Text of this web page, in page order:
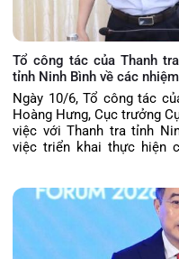
Tổ công tác của Thanh
tỉnh Ninh Bình về các
Ngày 10/6, Tổ công tác
Hoàng Hưng, Cục trưởng
việc với Thanh tra tỉnh
việc triển khai thực hiện
đạo 236. Chánh Thanh
Chánh Thanh tra tỉnh Lê